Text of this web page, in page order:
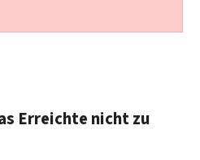
Erreichte nicht zu